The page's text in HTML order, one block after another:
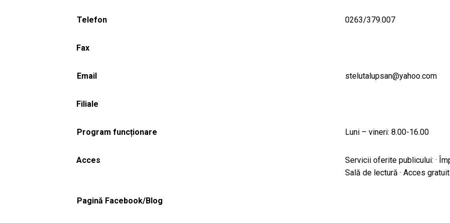
Telefon 0263/379.007
Fax
Email stelutalupsan@yahoo.com
Filiale
Program funcționare Luni – vineri: 8.00-16.00
Acces
Servicii oferite publicului: ·
Sală de lectură · Acces
Pagină Facebook/Blog